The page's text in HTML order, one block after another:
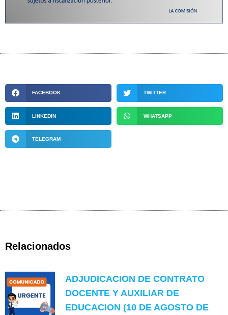
FACEBOOK TWITTER
LINKEDIN WHATSAPP
TELEGRAM
Relacionados
ADJUDICACION DE CONTRATO
DOCENTE Y AUXILIAR DE
EDUCACION (10 DE AGOSTO DE